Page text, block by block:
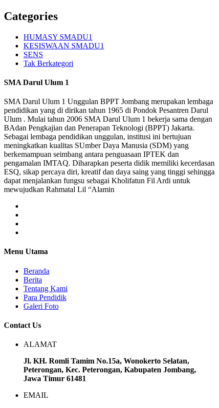
Categories
HUMASY SMADU1
KESISWAAN SMADU1
SENS
Tak Berkategori
SMA Darul Ulum 1
SMA Darul Ulum 1 Unggulan BPPT Jombang merupakan lembaga
pendidikan yang di dirikan tahun 1965 di Pondok Pesantren Darul
Ulum . Mulai tahun 2006 SMA Darul Ulum 1 bekerja sama dengan
BAdan Pengkajian dan Penerapan Teknologi (BPPT) Jakarta.
Sebagai lembaga pendidikan unggulan, institusi ini bertujuan
meningkatkan kualitas SUmber Daya Manusia (SDM) yang
berkemampuan seimbang antara penguasaan IPTEK dan
pengamalan IMTAQ. Diharapkan peserta didik memiliki kecerdasan
ESQ, sikap percaya diri, kreatif dan daya saing yang tinggi sehingga
dapat menjalankan fungsu sebagai Kholifatun Fil Ardi untuk
mewujudkan Rahmatal Lil “Alamin
Menu Utama
Beranda
Berita
Tentang Kami
Para Pendidik
Galeri Foto
Contact Us
ALAMAT
Jl. KH. Romli Tamim No.15a, Wonokerto Selatan,
Peterongan, Kec. Peterongan, Kabupaten Jombang,
Jawa Timur 61481
EMAIL